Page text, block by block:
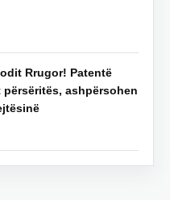
Rrugor! Patentë
ashpërsohen